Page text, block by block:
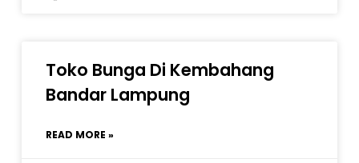
Toko Bunga Di Kembahang
Bandar Lampung
READ MORE »